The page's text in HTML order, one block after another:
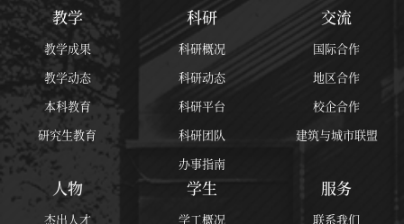
第 7 页
教学
教学成果
教学动态
本科教育
研究生教育
科研
科研概况
科研动态
科研平台
科研团队
办事指南
交流
国际合作
地区合作
校企合作
建筑与城市联盟
人物
杰出人才
学生
学工概况
服务
联系我们